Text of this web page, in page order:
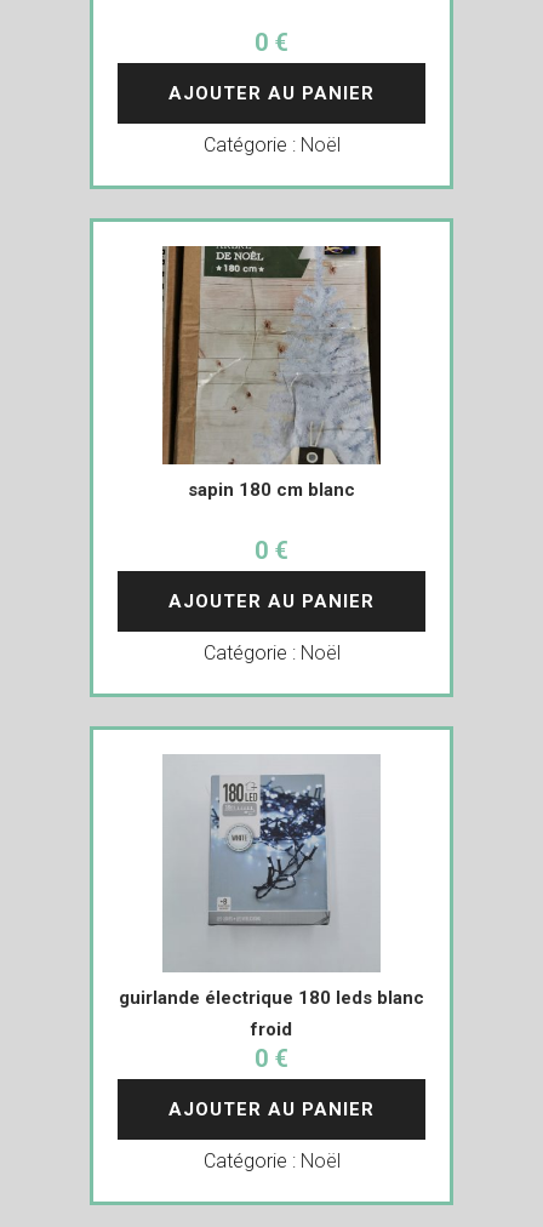
0 €
AJOUTER AU PANIER
Catégorie : Noël
sapin 180 cm blanc
0 €
AJOUTER AU PANIER
Catégorie : Noël
guirlande électrique 180 leds blanc
froid
0 €
AJOUTER AU PANIER
Catégorie : Noël